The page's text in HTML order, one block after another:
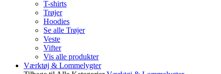
T-shirts
Trøjer
Hoodies
Se alle Trøjer
Veste
Vifter
Vis alle produkter
Værktøj & Lommelygter